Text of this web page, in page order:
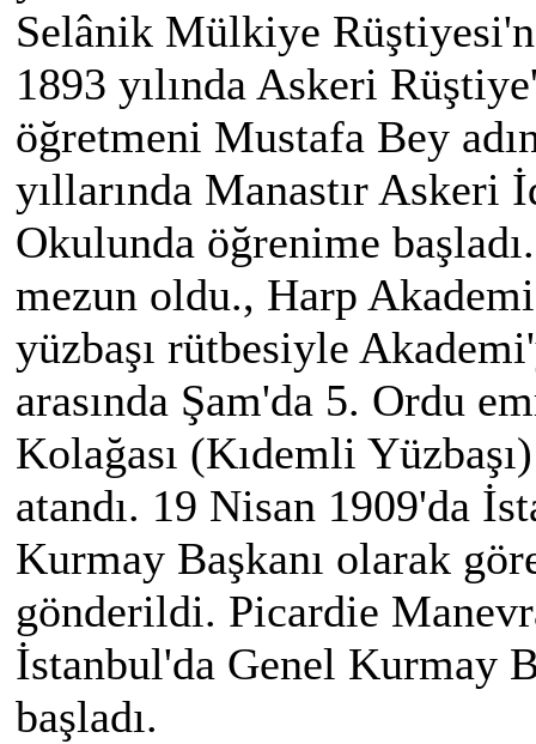
Selânik Mülkiye
1893 yılında Askeri
öğretmeni Mustafa Bey
yıllarında Manastır
Okulunda öğrenime
mezun oldu., Harp
yüzbaşı rütbesiyle
arasında Şam'da 5. Ordu
Kolağası (Kıdemli
atandı. 19 Nisan 1909'da
Kurmay Başkanı olarak
gönderildi. Picardie
İstanbul'da Genel Kurmay
başladı.